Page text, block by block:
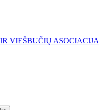
VIEŠBUČIŲ ASOCIACIJA